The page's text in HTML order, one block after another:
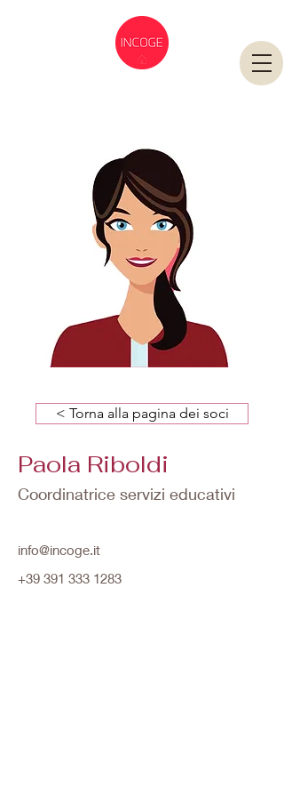
< Torna alla pagina dei soci
Paola Riboldi
Coordinatrice servizi educativi
info@incoge.it
+39 391 333 1283